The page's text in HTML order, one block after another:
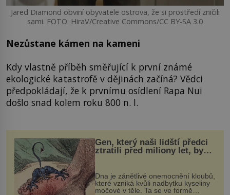
Jared Diamond obviní obyvatele ostrova, že si prostředí zničili
sami. FOTO: HiraV/Creative Commons/CC BY-SA 3.0
Nezůstane kámen na kameni
Kdy vlastně příběh směřující k první známé
ekologické katastrofě v dějinách začíná? Vědci
předpokládají, že k prvnímu osídlení Rapa Nui
došlo snad kolem roku 800 n. l.
Gen, který naši lidští předci
ztratili před miliony let, by
mohl pomoci s léčbou
„nemoci králů“
Dna je zánětlivé onemocnění kloubů,
které vzniká kvůli nadbytku kyseliny
močové v těle. Ta se ve formě